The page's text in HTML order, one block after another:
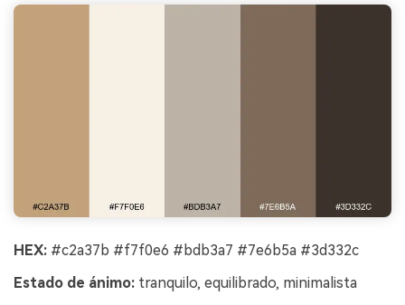
HEX: #c2a37b #f7f0e6 #bdb3a7 #7e6b5a #3d332c
Estado de ánimo: tranquilo, equilibrado, minimalista